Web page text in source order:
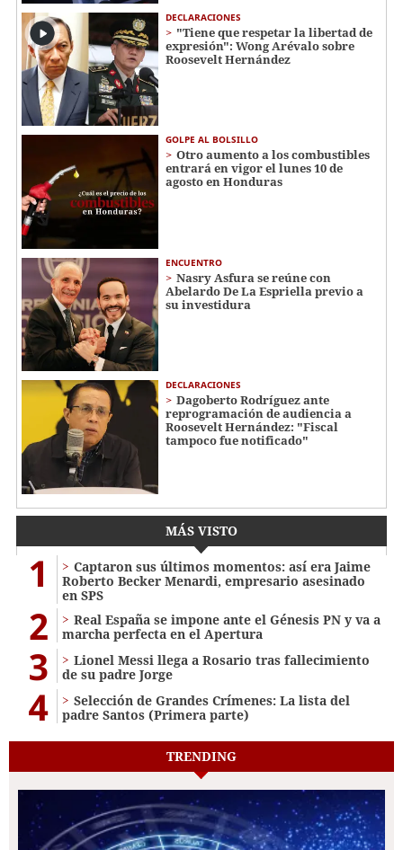
DECLARACIONES
"Tiene que respetar la libertad de
expresión": Wong Arévalo sobre
Roosevelt Hernández
GOLPE AL BOLSILLO
Otro aumento a los combustibles
entrará en vigor el lunes 10 de
agosto en Honduras
ENCUENTRO
Nasry Asfura se reúne con
Abelardo De La Espriella previo a
su investidura
DECLARACIONES
Dagoberto Rodríguez ante
reprogramación de audiencia a
Roosevelt Hernández: "Fiscal
tampoco fue notificado"
MÁS VISTO
1
Captaron sus últimos momentos: así era Jaime
Roberto Becker Menardi​​​, empresario asesinado
en SPS
2
Real España se impone ante el Génesis PN y va a
marcha perfecta en el Apertura
3
Lionel Messi llega a Rosario tras fallecimiento
de su padre Jorge
4
Selección de Grandes Crímenes: La lista del
padre Santos (Primera parte)
TRENDING